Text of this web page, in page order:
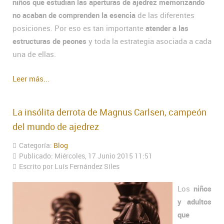
niños que estudian las aperturas de ajedrez memorizando
no acaban de comprenden la esencia de las diferentes
posiciones. Por eso es tan importante atender a las
estructuras de peones y toda la estrategia asociada a cada
una de ellas.
Leer más...
La insólita derrota de Magnus Carlsen, campeón
del mundo de ajedrez
Categoría: Blog
Publicado: Miércoles, 17 Junio 2015 11:51
Escrito por Luís Fernández Siles
Los niños
y adultos
que